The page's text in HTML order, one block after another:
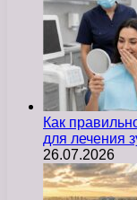
Как
для лечения
26.07.2026